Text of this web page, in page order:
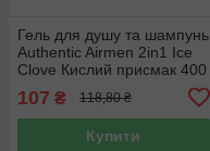
Гель для душу та шампунь
Authentic Airmen 2in1 Ice
Clove Кислий присмак 400
107 ₴ 118,80 ₴
Купити